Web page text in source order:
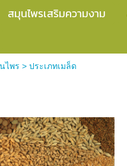
สมุนไพรเสริมความงาม
ไพร > ประเภทเมล็ด